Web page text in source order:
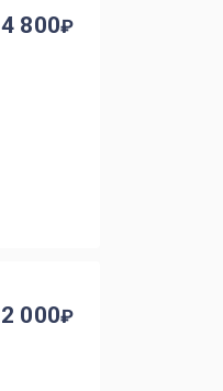
4 800
2 000